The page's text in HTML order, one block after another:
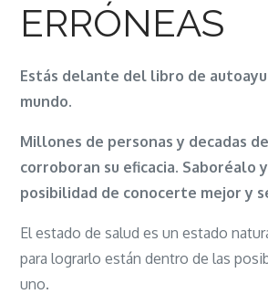
ERRÓNEAS
Estás delante del libro de
mundo.
Millones de personas y decadas
corroboran su eficacia. Saboréalo
posibilidad de conocerte mejor y
El estado de salud es un estado
para lograrlo están dentro de las
uno.